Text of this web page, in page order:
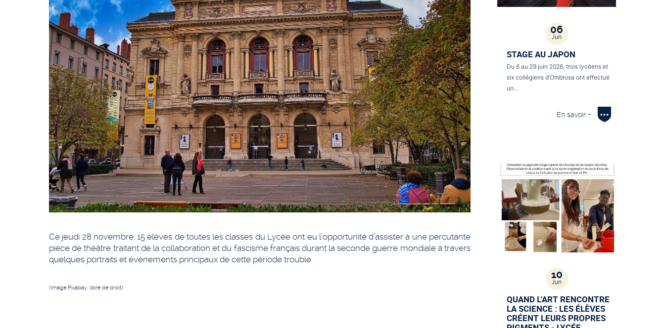
Ce jeudi 28 novembre, 15 élèves de toutes les classes du Lycée ont eu l’opportunité d’assister à une percutante
pièce de théâtre traitant de la collaboration et du fascisme français durant la seconde guerre mondiale à travers
quelques portraits et évènements principaux de cette période trouble.
(Image Pixabay, libre de droit)
06
Jun
STAGE AU JAPON
Du 6 au 29 juin 2026, trois lycéens et
six collégiens d’Ombrosa ont effectué
un…
En savoir +
10
Jun
QUAND L’ART RENCONTRE
LA SCIENCE : LES ÉLÈVES
CRÉENT LEURS PROPRES